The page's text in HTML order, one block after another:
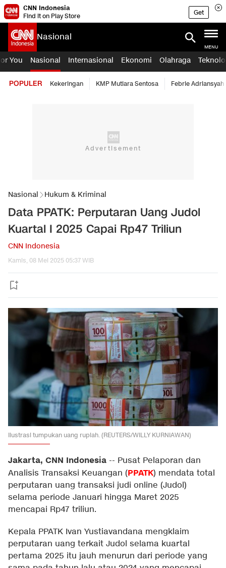
CNN Indonesia
Find it on Play Store
Get
Nasional
MENU
You Nasional Internasional Ekonomi Olahraga
POPULER Kekeringan KMP Mutiara Sentosa Febrie Adriansyah
Nasional Hukum & Kriminal
Data PPATK: Perputaran Uang Judol
Kuartal I 2025 Capai Rp47 Triliun
CNN Indonesia
Kamis, 08 Mei 2025 05:37 WIB
Ilustrasi tumpukan uang rupiah. (REUTERS/WILLY KURNIAWAN)
Jakarta, CNN Indonesia -- Pusat Pelaporan dan
Analisis Transaksi Keuangan (PPATK) mendata total
perputaran uang transaksi judi online (Judol)
selama periode Januari hingga Maret 2025
mencapai Rp47 triliun.
Kepala PPATK Ivan Yustiavandana mengklaim
perputaran uang terkait Judol selama kuartal
pertama 2025 itu jauh menurun dari periode yang